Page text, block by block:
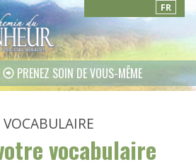
FR
PRENEZ SOIN DE VOUS-MÊME
VOCABULAIRE
vocabulaire